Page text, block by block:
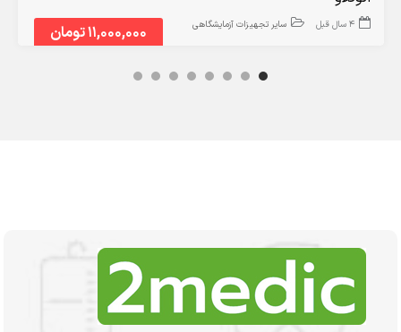
11,000,000 تومان سایر تجهیزات آزمایشگاهی